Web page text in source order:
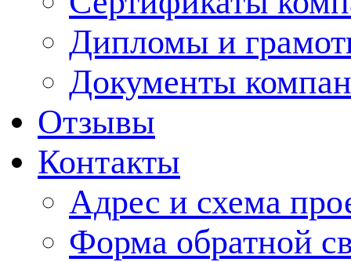
Дипломы и
Документы
Отзывы
Контакты
Адрес и схема
Форма обратной